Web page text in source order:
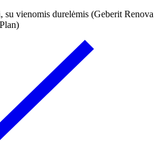
su vienomis durelėmis (Geberit Renova